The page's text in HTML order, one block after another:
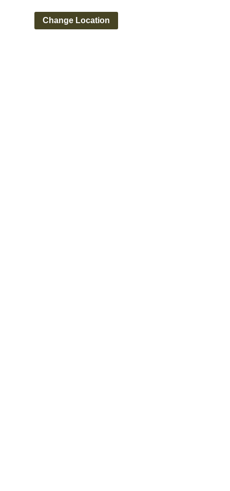
Change Location